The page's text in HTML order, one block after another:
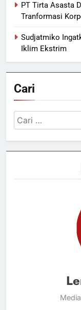
PT Tirta Asasta
Tranformasi
Sudjatmiko
Iklim Ekstrim
Cari
Cari
untuk: